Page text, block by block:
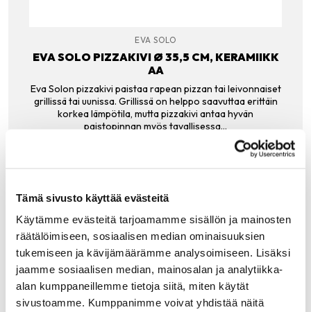
Tämä sivusto käyttää evästeitä
Käytämme evästeitä tarjoamamme sisällön ja mainosten
räätälöimiseen, sosiaalisen median ominaisuuksien
tukemiseen ja kävijämäärämme analysoimiseen. Lisäksi
jaamme sosiaalisen median, mainosalan ja analytiikka-
alan kumppaneillemme tietoja siitä, miten käytät
sivustoamme. Kumppanimme voivat yhdistää näitä
EVA SOLO
EVA SOLO PIZZAKIVI Ø 35,5 CM, KERAMIIKK
AA
Eva Solon pizzakivi paistaa rapean pizzan tai leivonnaiset
grillissä tai uunissa. Grillissä on helppo saavuttaa erittäin
korkea lämpötila, mutta pizzakivi antaa hyvän
paistopinnan myös tavallisessa…
Tutustu myös